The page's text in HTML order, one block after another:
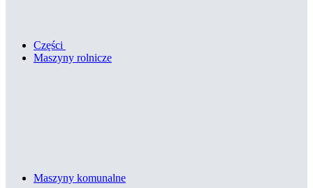
Części
Maszyny rolnicze
Maszyny komunalne